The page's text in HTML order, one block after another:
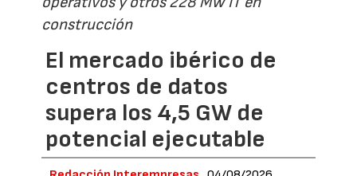
construcción
El mercado ibérico de
centros de datos
supera los 4,5 GW de
potencial ejecutable